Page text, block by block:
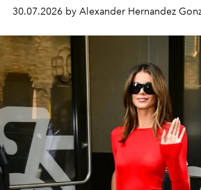
30.07.2026 by Alexander Hernandez